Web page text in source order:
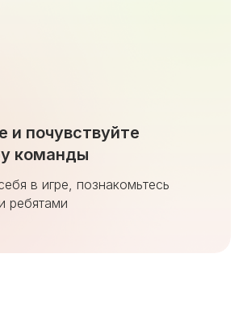
и почувствуйте
команды
в игре, познакомьтесь
ребятами